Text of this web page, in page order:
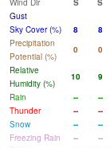
Wind Dir
S S
Gust
Sky Cover (%)
8 8
Precipitation
Potential (%)
0 0
Relative
Humidity (%)
10 9
Rain
-- --
Thunder
-- --
Snow
-- --
Freezing Rain
-- --